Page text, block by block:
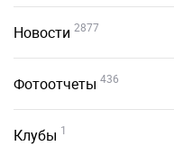
Новости 2877
Фотоотчеты 436
Клубы 1